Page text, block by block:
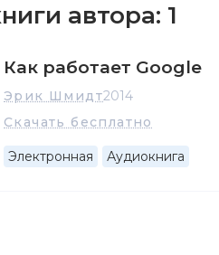
автора: 1
Как работает Google
Эрик Шмидт2014
Скачать бесплатно
Электронная Аудиокнига